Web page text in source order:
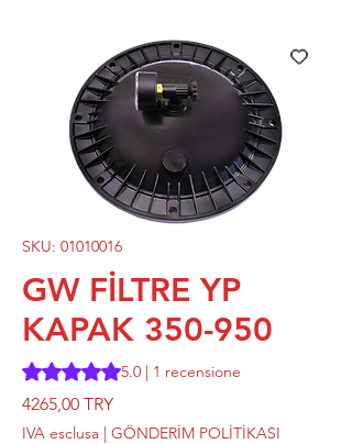
SKU: 01010016
GW FİLTRE YP
KAPAK 350-950
Sulla base di 1 recensione, la
5.0 | 1 recensione
4265,00 TRYPrezzo
IVA esclusa | GÖNDERİM POLİTİKASI